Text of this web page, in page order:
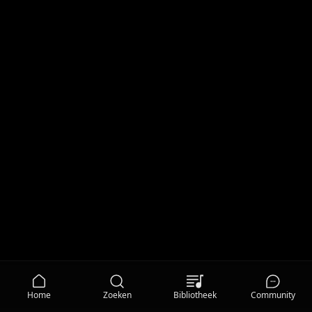
Home Zoeken Bibliotheek Community